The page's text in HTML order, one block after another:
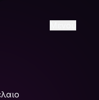
www.facebook.com/
www.tiktok.com/
us on Viber